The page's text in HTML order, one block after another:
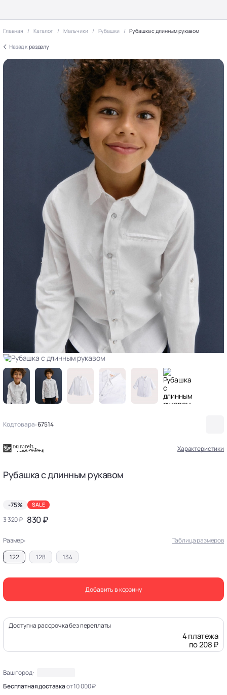
Главная Каталог Мальчики Рубашки Рубашка с длинным рукавом
Назад к разделу
Код товара:67514
Характеристики
Рубашка с длинным рукавом
-75% SALE
3 320 ₽ 830 ₽
Размер:
Таблица размеров
122
128 134
Добавить в корзину
Доступна рассрочка без переплаты
4 платежа
по 208 ₽
Ваш город:
Бесплатная доставкаот 10 000 ₽